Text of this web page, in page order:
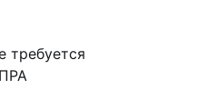
требуется